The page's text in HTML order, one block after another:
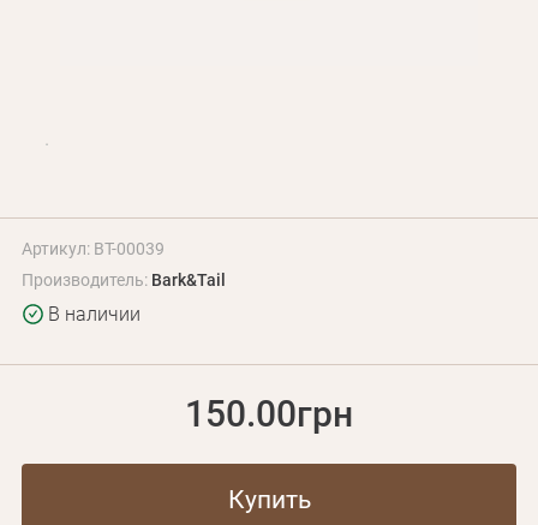
Артикул: BT-00039
Производитель: Bark&Tail
В наличии
150.00грн
Купить